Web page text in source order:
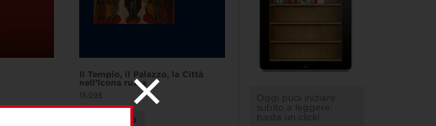
Il Tempio, il Palazzo, la Città
nell’Icona russa
15,00€
Leggi tutto
Oggi puoi iniziare
subito a leggere:
basta un click!